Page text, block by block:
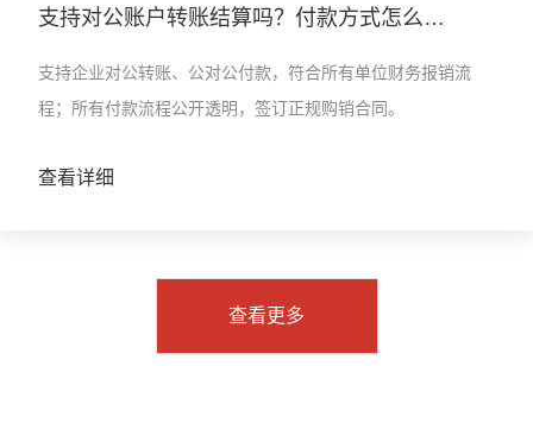
支持对公账户转账结算吗？付款方式怎么约
定？
支持企业对公转账、公对公付款，符合所有单位财务报销流
程；所有付款流程公开透明，签订正规购销合同。
查看详细
查看更多